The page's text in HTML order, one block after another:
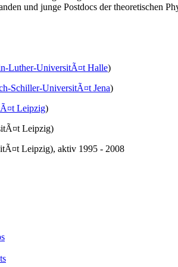
und junge Postdocs der theoretischen
Luther-UniversitÃ¤t Halle)
Schiller-UniversitÃ¤t Jena)
Leipzig)
Leipzig)
Leipzig), aktiv 1995 - 2008